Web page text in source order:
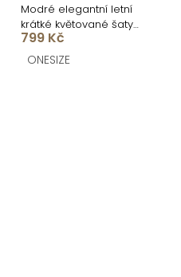
Modré elegantní letní
krátké květované šaty
VENSIA
799 Kč
ONESIZE